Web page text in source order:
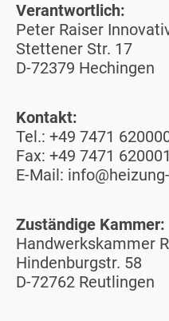
Verantwortlich:
Peter Raiser
Stettener Str. 17
D-72379 Hechingen
Kontakt:
Tel.: +49 7471
Fax: +49 7471 620001
E-Mail:
Zuständige Kammer:
Handwerkskammer
Hindenburgstr. 58
D-72762 Reutlingen